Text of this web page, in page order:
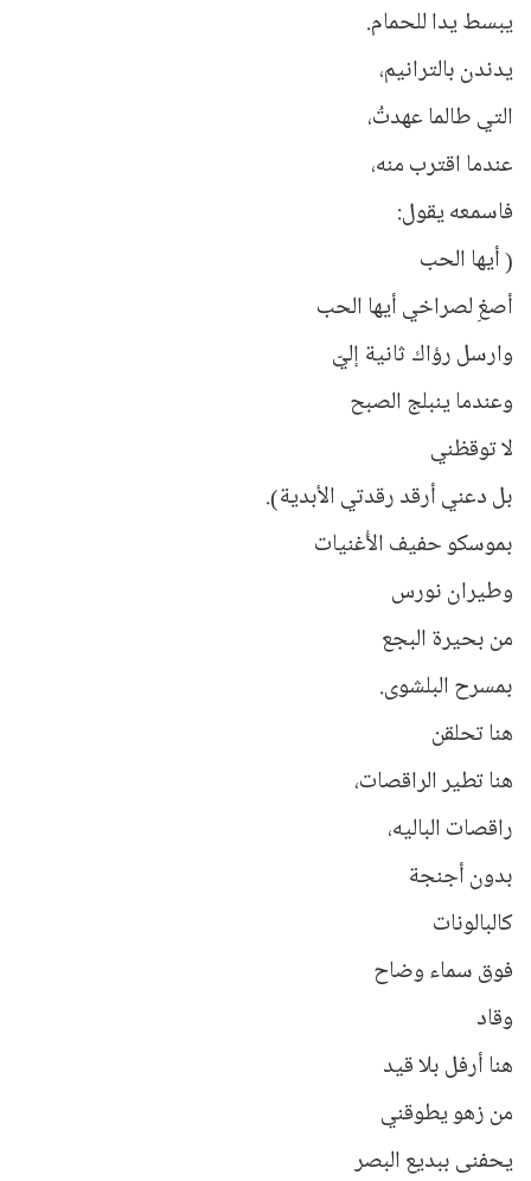
يبسط يدا للحمام.
يدندن بالترانيم،
التي طالما عهدتُ،
عندما اقترب منه،
فاسمعه يقول:
( أيها الحب
أصغِ لصراخي أيها الحب
وارسل رؤاك ثانية إليّ
وعندما ينبلج الصبح
لا توقظني
بل دعني أرقد رقدتي الأبدية).
بموسكو حفيف الأُغنيات
وطيران نورس
من بحيرة البجع
بمسرح البلشوى.
هنا تحلقن
هنا تطير الراقصات،
راقصات الباليه،
بدون أجنجة
كالبالونات
فوق سماء وضاح
وقاد
هنا أرفل بلا قيد
من زهو يطوقني
يحفنى ببديع البصر